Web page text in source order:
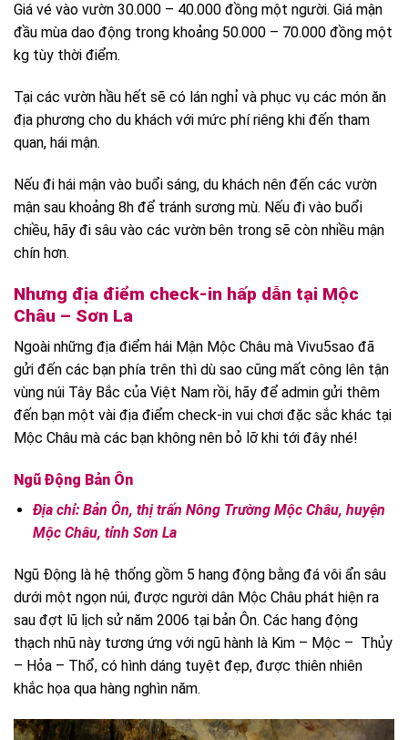
Giá vé vào vườn 30.000 – 40.000 đồng một người. Giá mận
đầu mùa dao động trong khoảng 50.000 – 70.000 đồng một
kg tùy thời điểm.
Tại các vườn hầu hết sẽ có lán nghỉ và phục vụ các món ăn
địa phương cho du khách với mức phí riêng khi đến tham
quan, hái mận.
Nếu đi hái mận vào buổi sáng, du khách nên đến các vườn
mận sau khoảng 8h để tránh sương mù. Nếu đi vào buổi
chiều, hãy đi sâu vào các vườn bên trong sẽ còn nhiều mận
chín hơn.
Nhưng địa điểm check-in hấp dẫn tại Mộc
Châu – Sơn La
Ngoài những địa điểm hái Mận Mộc Châu mà Vivu5sao đã
gửi đến các bạn phía trên thì dù sao cũng mất công lên tận
vùng núi Tây Bắc của Việt Nam rồi, hãy để admin gửi thêm
đến bạn một vài địa điểm check-in vui chơi đặc sắc khác tại
Mộc Châu mà các bạn không nên bỏ lỡ khi tới đây nhé!
Ngũ Động Bản Ôn
Địa chỉ: Bản Ôn, thị trấn Nông Trường Mộc Châu, huyện
Mộc Châu, tỉnh Sơn La
Ngũ Động là hệ thống gồm 5 hang động bằng đá vôi ẩn sâu
dưới một ngọn núi, được người dân Mộc Châu phát hiện ra
sau đợt lũ lịch sử năm 2006 tại bản Ôn. Các hang động
thạch nhũ này tương ứng với ngũ hành là Kim – Mộc – Thủy
– Hỏa – Thổ, có hình dáng tuyệt đẹp, được thiên nhiên
khắc họa qua hàng nghìn năm.